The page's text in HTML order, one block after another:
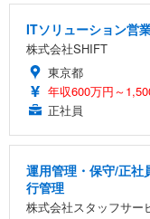
ITソリューション営
株式会社SHIFT
東京都
年収600万円～
正社員
運用管理・保守/正社
行管理
株式会社スタッフサー